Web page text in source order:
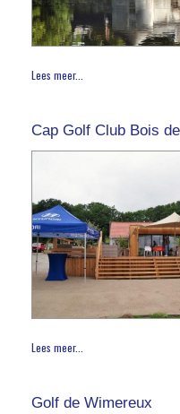
Lees meer...
Cap Golf Club Bois
Lees meer...
Golf de Wimereux